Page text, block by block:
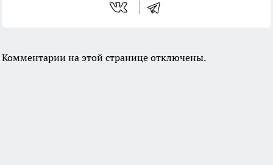
Комментарии на этой странице отключены.